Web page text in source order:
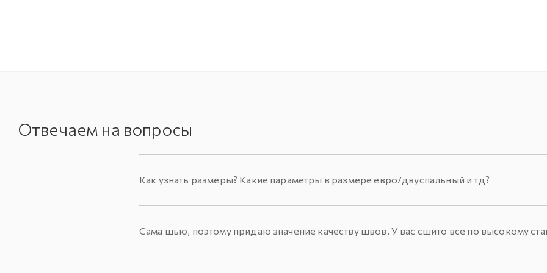
Отвечаем на вопросы
Как узнать размеры? Какие параметры в размере евро/двуспальный и тд?
Сама шью, поэтому придаю значение качеству швов. У вас сшито все по высокому